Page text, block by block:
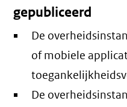
gepubliceerd
De
of mobiele
De